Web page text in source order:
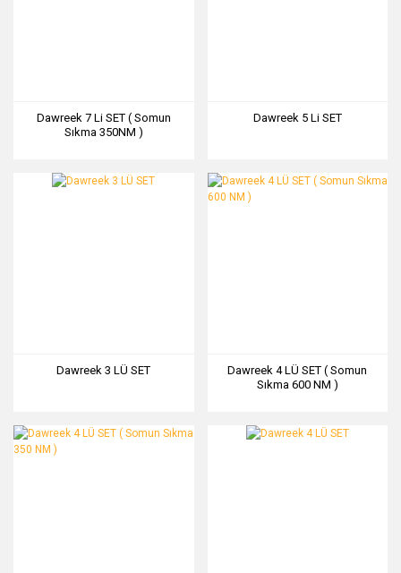
Dawreek 7 Li SET ( Somun
Sıkma 350NM )
Dawreek 5 Li SET
Dawreek 3 LÜ SET
Dawreek 4 LÜ SET ( Somun
Sıkma 600 NM )